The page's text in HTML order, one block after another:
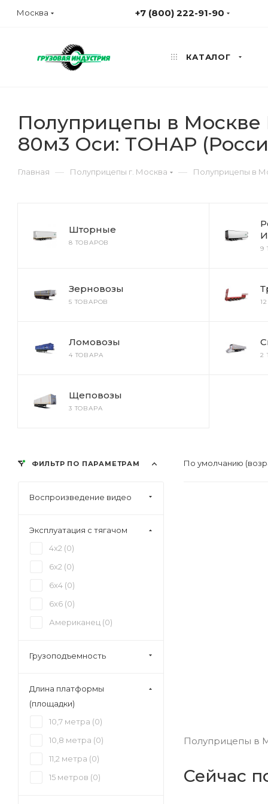
Москва +7 (800) 222-91-90
КАТАЛОГ
Полуприцепы в
80м3 Оси: ТОНАР
Главная — Полуприцепы г. Москва — Полуприцепы в
Шторные
8 ТОВАРОВ
9
Зерновозы
5 ТОВАРОВ
Ломовозы
4 ТОВАРА 2
Щеповозы
3 ТОВАРА
По умолчанию
Полуприцепы в
Сейчас
ФИЛЬТР ПО ПАРАМЕТРАМ
Воспроизведение видео
Эксплуатация с тягачом
4x2 (0)
6x2 (0)
6x4 (0)
6x6 (0)
Американец (0)
Грузоподъемность
Длина платформы
(площадки)
10,7 метра (0)
10,8 метра (0)
11,2 метра (0)
15 метров (0)